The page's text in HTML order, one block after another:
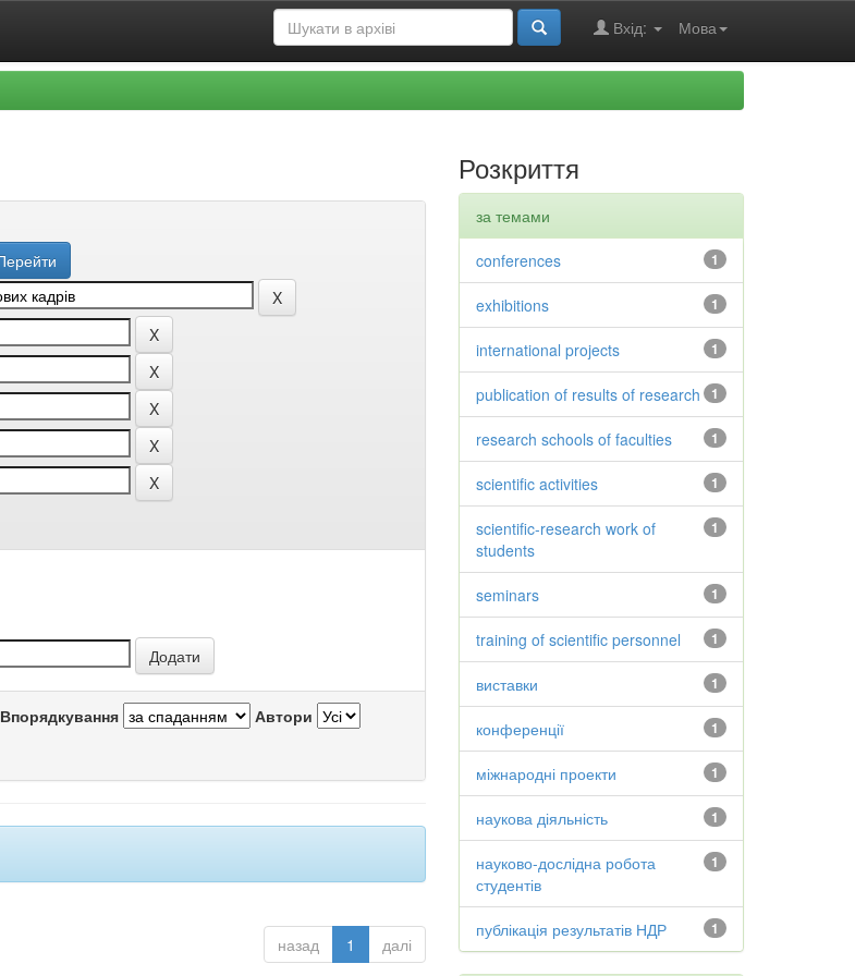
Мова
Вхід:
Впорядкування Автори
назад 1 далі
Розкриття
за темами
1
conferences
1
exhibitions
1
international projects
1
publication of results of research
1
research schools of faculties
1
scientific activities
1
scientific-research work of
students
1
seminars
1
training of scientific personnel
1
виставки
1
конференції
1
міжнародні проекти
1
наукова діяльність
1
науково-дослідна робота
студентів
1
публікація результатів НДР